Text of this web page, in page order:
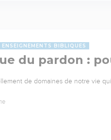
ENSEIGNEMENTS BIBLIQUES
du pardon :
de domaines de notre vie